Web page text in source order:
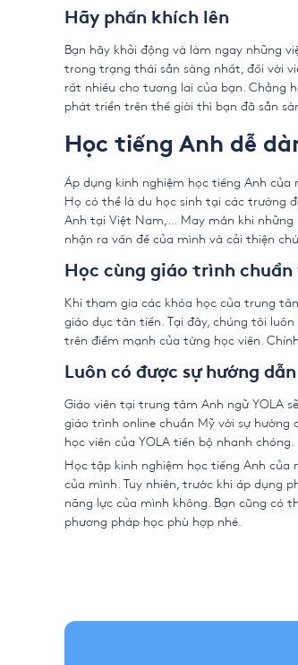
Hãy phấn khích lên
Bạn hãy khởi động và làm ngay những
trong trạng thái sẵn sàng nhất, đối với
rất nhiều cho tương lai của bạn. Chẳng
phát triển trên thế giới thì bạn đã sẵn
Học tiếng Anh dễ
Áp dụng kinh nghiệm học tiếng Anh của
Họ có thể là du học sinh tại các trường
Anh tại Việt Nam,… May mắn khi những
nhận ra vấn đề của mình và cải thiện
Học cùng giáo trình
Khi tham gia các khóa học của trung
giáo dục tân tiến. Tại đây, chúng tôi
trên điểm mạnh của từng học viên.
Luôn có được sự hướng
Giáo viên tại trung tâm Anh ngữ YOLA
giáo trình online chuẩn Mỹ với sự
học viên của YOLA tiến bộ nhanh chóng.
Học tập kinh nghiệm học tiếng Anh của
của mình. Tuy nhiên, trước khi áp dụng
năng lực của mình không. Bạn cũng có
phương pháp học phù hợp nhé.